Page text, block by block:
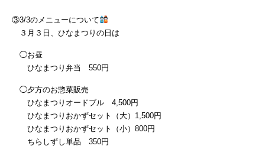
③3/3のメニューについて
３月３日、ひなまつりの日は
◯お昼
ひなまつり弁当 550円
◯夕方のお惣菜販売
ひなまつりオードブル 4,500円
ひなまつりおかずセット（大）1,500円
ひなまつりおかずセット（小）800円
ちらしずし単品 350円